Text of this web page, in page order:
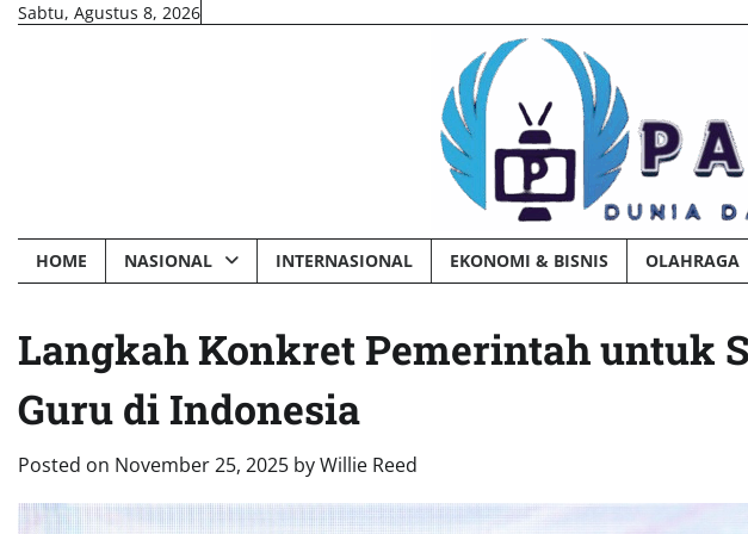
SkipSabtu, Agustus 8, 2026
HOME NASIONAL INTERNASIONAL EKONOMI & BISNIS OLAHRAGA
Langkah Konkret Pemerintah untuk
Guru di Indonesia
Posted on November 25, 2025 byWillie Reed